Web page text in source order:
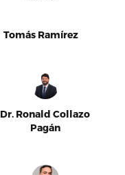
Tomás Ramírez
Dr. Ronald Collazo
Pagán